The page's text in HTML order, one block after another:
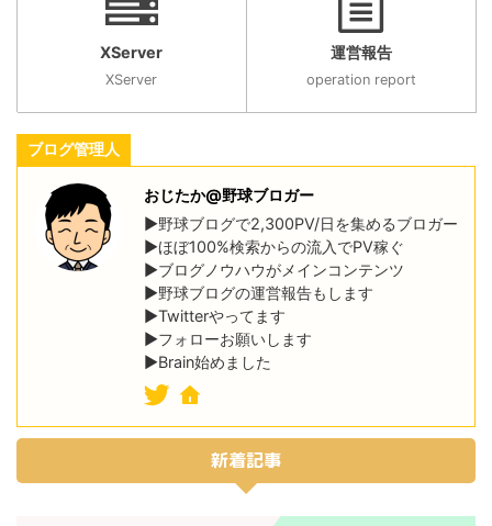
XServer
XServer
運営報告
operation report
ブログ管理人
おじたか@野球ブロガー
▶野球ブログで2,300PV/日を集めるブロガー
▶ほぼ100%検索からの流入でPV稼ぐ
▶ブログノウハウがメインコンテンツ
▶野球ブログの運営報告もします
▶Twitterやってます
▶フォローお願いします
▶Brain始めました
新着記事